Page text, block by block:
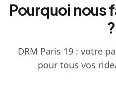
Pourquoi nous
?
DRM Paris 19: votre
pour tous vos